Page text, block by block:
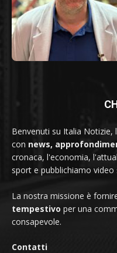
Benvenuti su Italia
con news,
cronaca, l'economia,
sport e pubblichiamo
La nostra missione è
tempestivo per una
consapevole.
Contatti